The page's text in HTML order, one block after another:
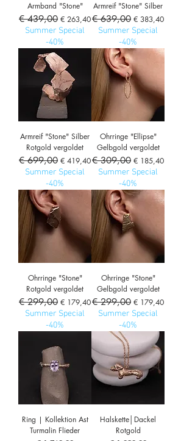
Armband "Stone"
Standardpreis
€ 439,00 Sale-Preis
€ 263,40
Summer Special
-40%
Armreif "Stone" Silber
Standardpreis
€ 639,00 Sale-Preis
€ 383,40
Summer Special
-40%
Armreif "Stone" Silber
Rotgold vergoldet
Standardpreis
€ 699,00 Sale-Preis
€ 419,40
Summer Special
-40%
Ohrringe "Ellipse"
Gelbgold vergoldet
Standardpreis
€ 309,00 Sale-Preis
€ 185,40
Summer Special
-40%
Ohrringe "Stone"
Rotgold vergoldet
Standardpreis
€ 299,00 Sale-Preis
€ 179,40
Summer Special
-40%
Ohrringe "Stone"
Gelbgold vergoldet
Standardpreis
€ 299,00 Sale-Preis
€ 179,40
Summer Special
-40%
Ring | Kollektion Ast
Turmalin Flieder
Halskette│Dackel
Rotgold